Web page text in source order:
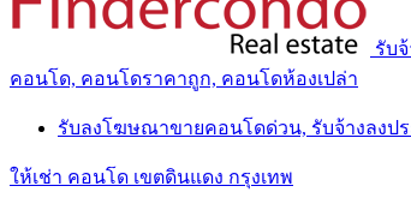
รับ
คอนโด, คอนโดราคาถูก, คอนโดห้องเปล่า
รับลงโฆษณาขายคอนโดด่วน, รับจ้างลงป
ให้เช่า คอนโด เขตดินแดง กรุงเทพ